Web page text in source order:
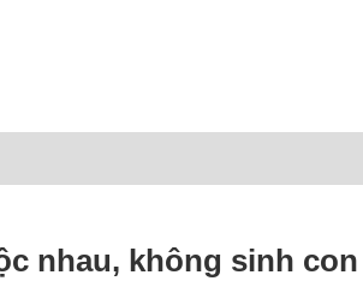
nhau, không sinh con